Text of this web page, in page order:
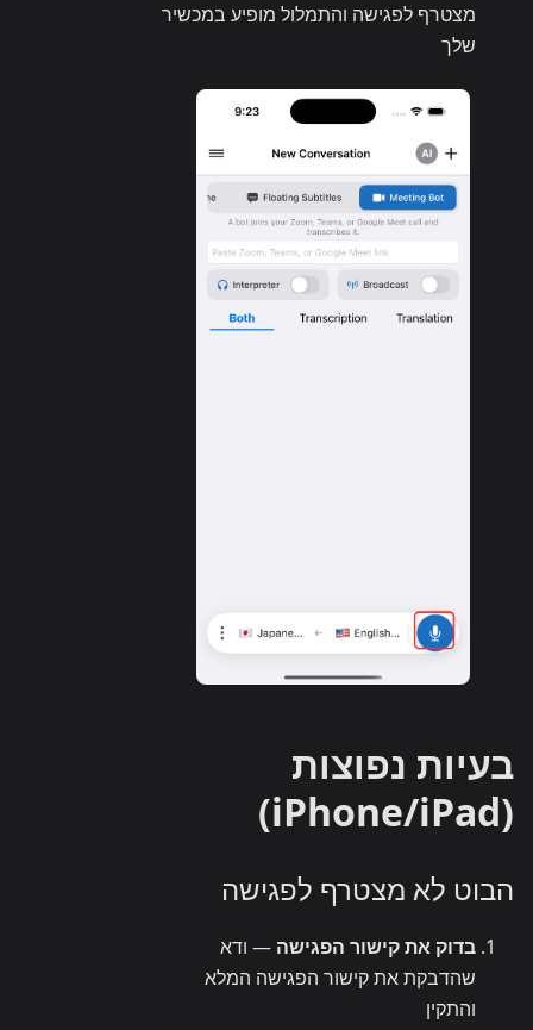
מצטרף לפגישה והתמלול מופיע במכשיר
שלך
בעיות נפוצות
(iPhone/iPad)
הבוט לא מצטרף לפגישה
בדוק את קישור הפגישה — ודא
שהדבקת את קישור הפגישה המלא
והתקין